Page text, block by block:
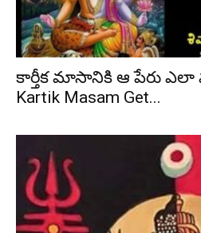
కార్తీక మాసానికి ఆ పేరు ఎలా
Kartik Masam Get...